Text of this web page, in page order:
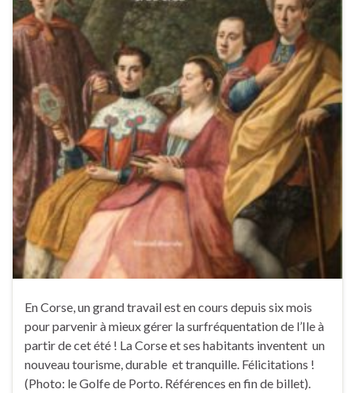
En Corse, un grand travail est en cours depuis six mois
pour parvenir à mieux gérer la surfréquentation de l’Ile à
partir de cet été ! La Corse et ses habitants inventent un
nouveau tourisme, durable et tranquille. Félicitations !
(Photo: le Golfe de Porto. Références en fin de billet).